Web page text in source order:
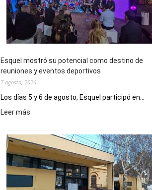
Esquel mostró su potencial como destino de
reuniones y eventos deportivos
7 agosto, 2026
Los días 5 y 6 de agosto, Esquel participó en...
Leer más
su
potencial
como
destino
de